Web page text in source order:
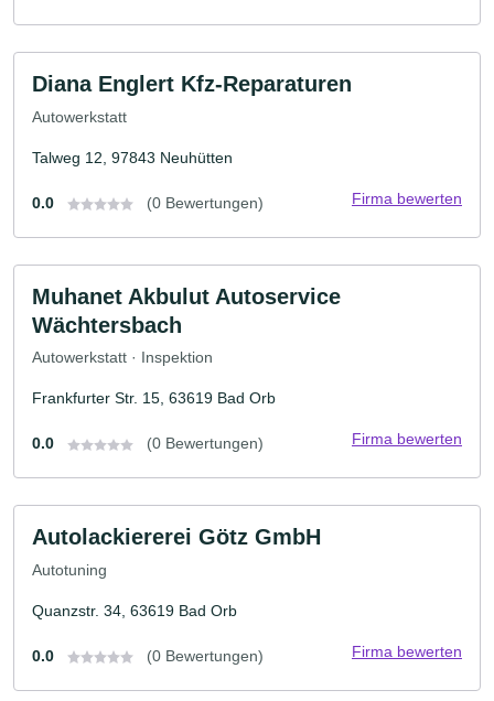
Diana Englert Kfz-Reparaturen
Autowerkstatt
Talweg 12, 97843 Neuhütten
0.0 (0 Bewertungen) Firma bewerten
Muhanet Akbulut Autoservice
Wächtersbach
Autowerkstatt · Inspektion
Frankfurter Str. 15, 63619 Bad Orb
0.0 (0 Bewertungen) Firma bewerten
Autolackiererei Götz GmbH
Autotuning
Quanzstr. 34, 63619 Bad Orb
0.0 (0 Bewertungen) Firma bewerten